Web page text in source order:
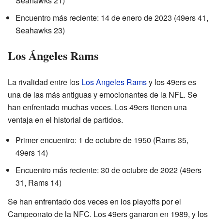
Encuentro más reciente: 14 de enero de 2023 (49ers 41,
Seahawks 23)
Los Ángeles Rams
La rivalidad entre los Los Angeles Ramsy los 49ers es
una de las más antiguas y emocionantes de la NFL. Se
han enfrentado muchas veces. Los 49ers tienen una
ventaja en el historial de partidos.
Primer encuentro: 1 de octubre de 1950 (Rams 35,
49ers 14)
Encuentro más reciente: 30 de octubre de 2022 (49ers
31, Rams 14)
Se han enfrentado dos veces en los playoffs por el
Campeonato de la NFC. Los 49ers ganaron en 1989, y los